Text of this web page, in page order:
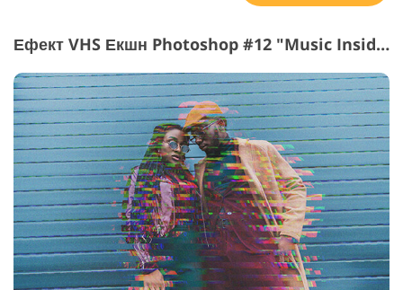
Ефект VHS Екшн Photoshop #12 "Music Inside"